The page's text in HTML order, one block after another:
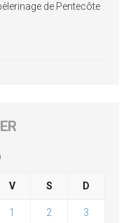
de Pentecôte
V S D
1 2 3